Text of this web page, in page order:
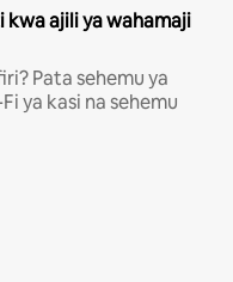
kwa ajili ya wahamaji
Pata sehemu ya
ya kasi na sehemu